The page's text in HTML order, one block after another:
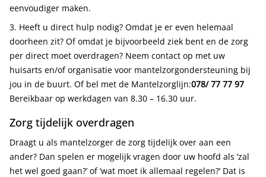
eenvoudiger maken.
3. Heeft u direct hulp nodig? Omdat je er even helemaal
doorheen zit? Of omdat je bijvoorbeeld ziek bent en de zorg
per direct moet overdragen? Neem contact op met uw
huisarts en/of organisatie voor mantelzorgondersteuning bij
jou in de buurt. Of bel met de Mantelzorglijn:078/ 77 77 97
Bereikbaar op werkdagen van 8.30 – 16.30 uur.
Zorg tijdelijk overdragen
Draagt u als mantelzorger de zorg tijdelijk over aan een
ander? Dan spelen er mogelijk vragen door uw hoofd als ‘zal
het wel goed gaan?’ of ‘wat moet ik allemaal regelen?’ Dat is